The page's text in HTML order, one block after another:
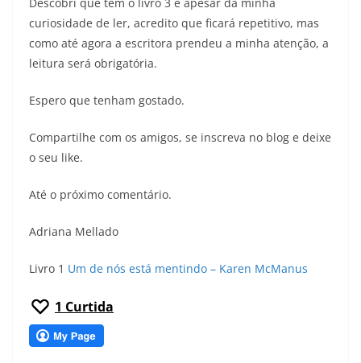
curiosidade de ler, acredito que ficará repetitivo, mas
como até agora a escritora prendeu a minha atenção, a
leitura será obrigatória.
Espero que tenham gostado.
Compartilhe com os amigos, se inscreva no blog e deixe
o seu like.
Até o próximo comentário.
Adriana Mellado
Livro 1 Um de nós está mentindo – Karen McManus
1 Curtida